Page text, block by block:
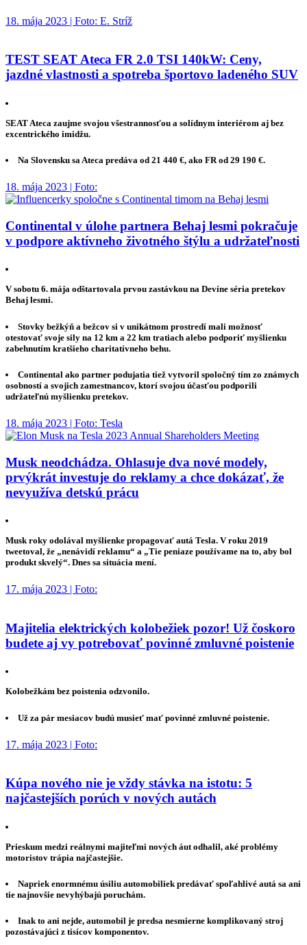
18. mája 2023 | Foto: E. Stríž
TEST SEAT Ateca FR 2.0 TSI 140kW: Ceny,
jazdné vlastnosti a spotreba športovo ladeného SUV
SEAT Ateca zaujme svojou všestrannosťou a solídnym interiérom aj bez
excentrického imidžu.
Na Slovensku sa Ateca predáva od 21 440 €, ako FR od 29 190 €.
18. mája 2023 | Foto:
Continental v úlohe partnera Behaj lesmi pokračuje
v podpore aktívneho životného štýlu a udržateľnosti
V sobotu 6. mája odštartovala prvou zastávkou na Devíne séria pretekov
Behaj lesmi.
Stovky bežkýň a bežcov si v unikátnom prostredí mali možnosť
otestovať svoje sily na 12 km a 22 km tratiach alebo podporiť myšlienku
zabehnutím kratšieho charitatívneho behu.
Continental ako partner podujatia tiež vytvoril spoločný tím zo známych
osobností a svojich zamestnancov, ktorí svojou účasťou podporili
udržateľnú myšlienku pretekov.
18. mája 2023 | Foto: Tesla
Musk neodchádza. Ohlasuje dva nové modely,
prvýkrát investuje do reklamy a chce dokázať, že
nevyužíva detskú prácu
Musk roky odolával myšlienke propagovať autá Tesla. V roku 2019
tweetoval, že „nenávidí reklamu“ a „Tie peniaze používame na to, aby bol
produkt skvelý“. Dnes sa situácia mení.
17. mája 2023 | Foto:
Majitelia elektrických kolobežiek pozor! Už čoskoro
budete aj vy potrebovať povinné zmluvné poistenie
Kolobežkám bez poistenia odzvonilo.
Už za pár mesiacov budú musieť mať povinné zmluvné poistenie.
17. mája 2023 | Foto:
Kúpa nového nie je vždy stávka na istotu: 5
najčastejších porúch v nových autách
Prieskum medzi reálnymi majiteľmi nových áut odhalil, aké problémy
motoristov trápia najčastejšie.
Napriek enormnému úsiliu automobiliek predávať spoľahlivé autá sa ani
tie najnovšie nevyhýbajú poruchám.
Inak to ani nejde, automobil je predsa nesmierne komplikovaný stroj
pozostávajúci z tisícov komponentov.